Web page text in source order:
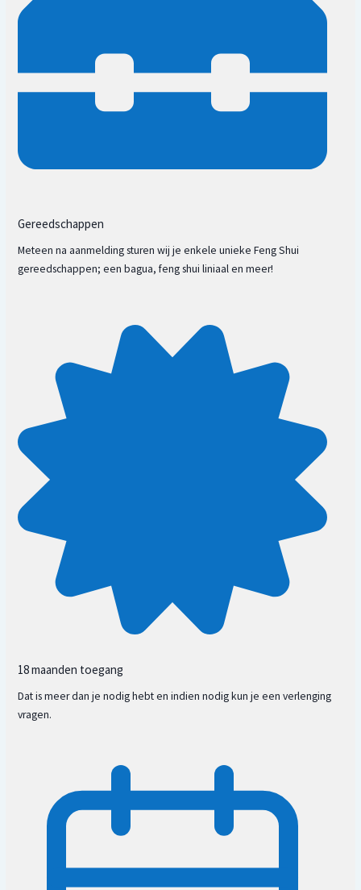
Gereedschappen
Meteen na aanmelding sturen wij je enkele unieke Feng Shui
gereedschappen; een bagua, feng shui liniaal en meer!
18 maanden toegang
Dat is meer dan je nodig hebt en indien nodig kun je een verlenging
vragen.